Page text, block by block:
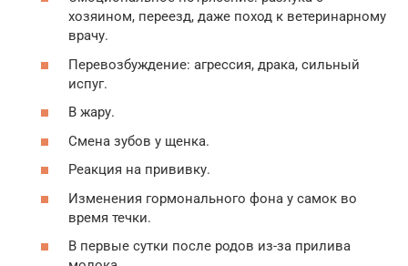
хозяином, переезд, даже поход к ветеринарному
врачу.
Перевозбуждение: агрессия, драка, сильный
испуг.
В жару.
Смена зубов у щенка.
Реакция на прививку.
Изменения гормонального фона у самок во
время течки.
В первые сутки после родов из-за прилива